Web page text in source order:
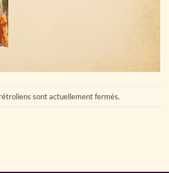
sont actuellement fermés.